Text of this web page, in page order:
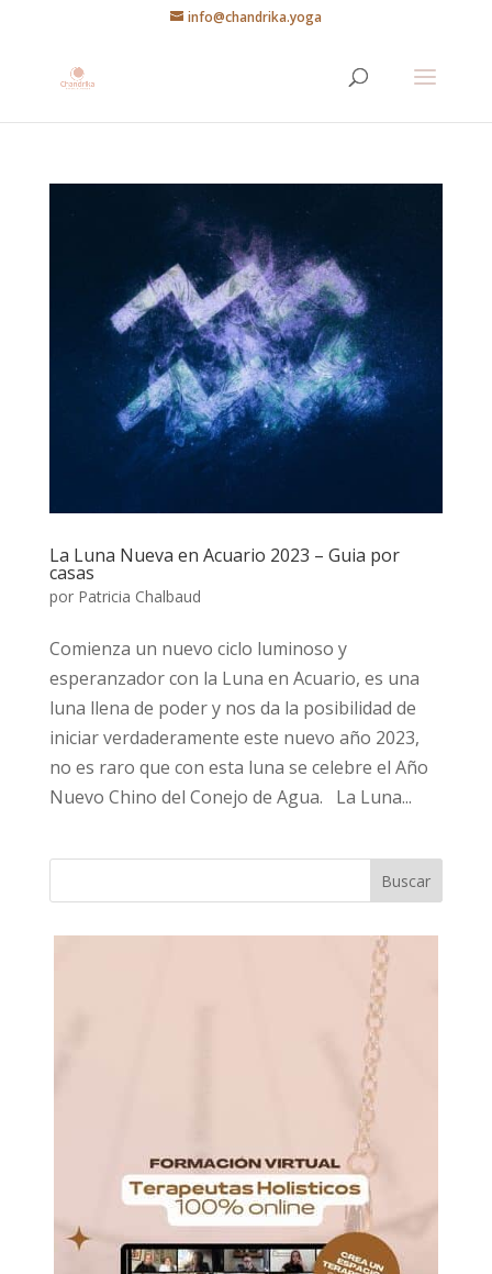
info@chandrika.yoga
La Luna Nueva en Acuario 2023 – Guia por
casas
por Patricia Chalbaud
Comienza un nuevo ciclo luminoso y
esperanzador con la Luna en Acuario, es una
luna llena de poder y nos da la posibilidad de
iniciar verdaderamente este nuevo año 2023,
no es raro que con esta luna se celebre el Año
Nuevo Chino del Conejo de Agua. La Luna...